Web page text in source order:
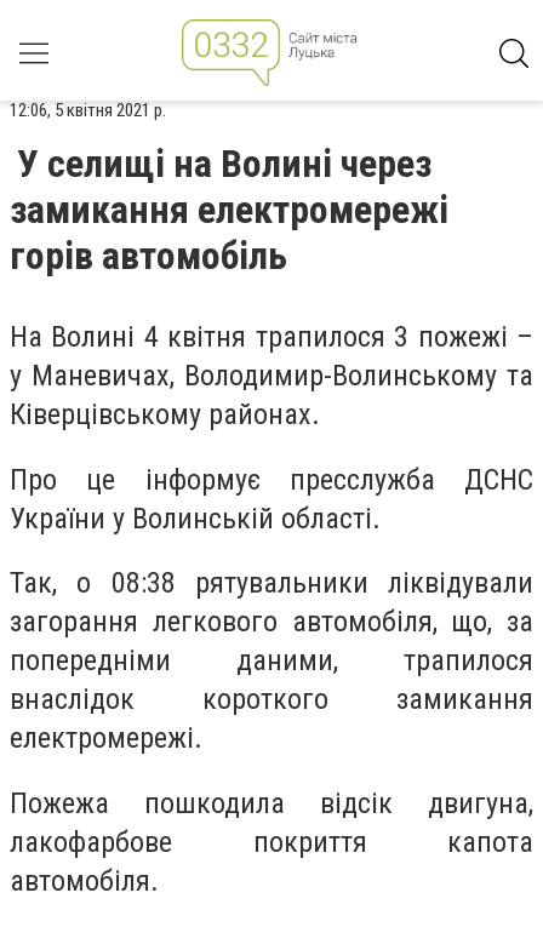
12:06, 5 квітня 2021 р.
У селищі на Волині через
замикання електромережі
горів автомобіль
На Волині 4 квітня трапилося 3 пожежі –
у Маневичах, Володимир-Волинському та
Ківерцівському районах.
Про це інформує пресслужба ДСНС
України у Волинській області.
Так, о 08:38 рятувальники ліквідували
загорання легкового автомобіля, що, за
попередніми даними, трапилося
внаслідок короткого замикання
електромережі.
Пожежа пошкодила відсік двигуна,
лакофарбове покриття капота
автомобіля.